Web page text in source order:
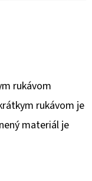
rukávom
rukávom je
materiál je